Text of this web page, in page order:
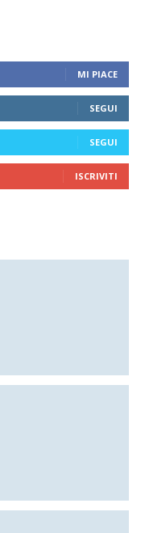
MI PIACE
SEGUI
SEGUI
ISCRIVITI